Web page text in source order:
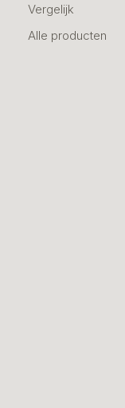
Vergelijk
Alle producten